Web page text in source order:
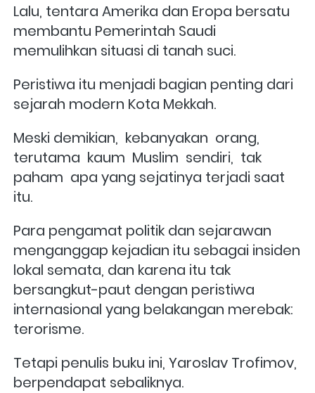
Lalu, tentara Amerika dan Eropa bersatu
membantu Pemerintah Saudi
memulihkan situasi di tanah suci.
Peristiwa itu menjadi bagian penting dari
sejarah modern Kota Mekkah.
Meski demikian,  kebanyakan  orang,
terutama  kaum  Muslim  sendiri,  tak
paham  apa yang sejatinya terjadi saat
itu.
Para pengamat politik dan sejarawan
menganggap kejadian itu sebagai insiden
lokal semata, dan karena itu tak
bersangkut-paut dengan peristiwa
internasional yang belakangan merebak:
terorisme.
Tetapi penulis buku ini, Yaroslav Trofimov,
berpendapat sebaliknya.